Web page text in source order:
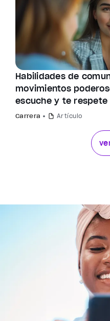
Habilidades de
movimientos
escuche y te respete
Carrera Artículo